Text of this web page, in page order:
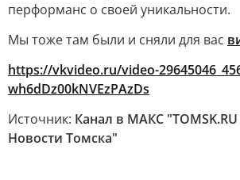
перформанс о своей уникальности.
Мы тоже там были и сняли для вас
https://vkvideo.ru/video-
wh6dDz00kNVEzPAzDs
Источник: Канал в МАКС
Новости Томска"